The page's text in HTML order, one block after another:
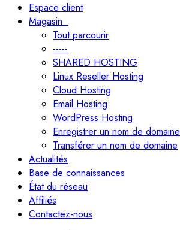
Espace client
Magasin
Tout parcourir
-----
SHARED HOSTING
Linux Reseller Hosting
Cloud Hosting
Email Hosting
WordPress Hosting
Enregistrer un nom de domaine
Transférer un nom de domaine
Actualités
Base de connaissances
État du réseau
Affiliés
Contactez-nous